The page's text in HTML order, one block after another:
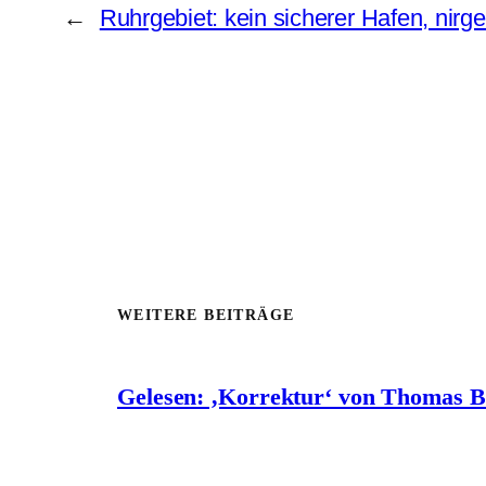
← Ruhrgebiet: kein sicherer Hafen,
WEITERE BEITRÄGE
Gelesen: ‚Korrektur‘ von Thomas